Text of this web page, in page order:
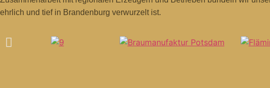
ehrlich und tief in Brandenburg verwurzelt ist.